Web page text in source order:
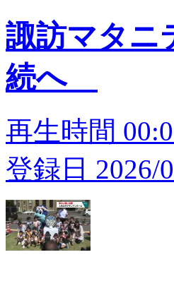
諏訪マタ
続へ
再生時間
登録日 2026/